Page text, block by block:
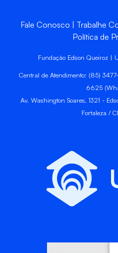
Fale Conosco Trabalhe
Política de
Fundação Edson Queiroz |
Central de Atendimento: (85)
6625
Av. Washington Soares, 1321 -
Fortaleza /